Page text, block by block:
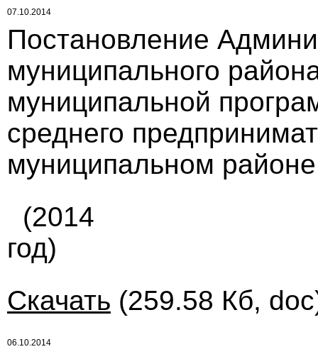
07.10.2014
Постановление
муниципального
муниципальной
среднего
муниципальном
(2014
год)
Скачать (259.58 Кб,
06.10.2014